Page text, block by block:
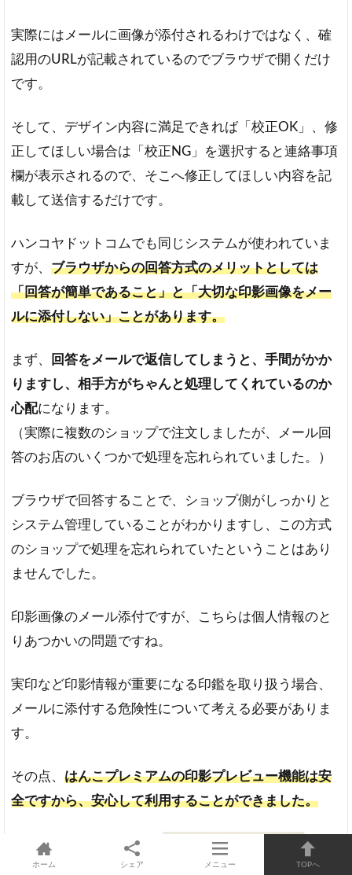
実際にはメールに画像が添付されるわけではなく、確
認用のURLが記載されているのでブラウザで開くだけ
です。
そして、デザイン内容に満足できれば「校正OK」、修
正してほしい場合は「校正NG」を選択すると連絡事項
欄が表示されるので、そこへ修正してほしい内容を記
載して送信するだけです。
ハンコヤドットコムでも同じシステムが使われていま
すが、 ブラウザからの回答方式のメリットとしては
「回答が簡単であること」と「大切な印影画像をメー
ルに添付しない」ことがあります。
まず、
回答をメールで返信してしまうと、手間がかか
りますし、相手方がちゃんと処理してくれているのか
心配になります。
（実際に複数のショップで注文しましたが、メール回
答のお店のいくつかで処理を忘れられていました。）
ブラウザで回答することで、ショップ側がしっかりと
システム管理していることがわかりますし、この方式
のショップで処理を忘れられていたということはあり
ませんでした。
印影画像のメール添付ですが、こちらは個人情報のと
りあつかいの問題ですね。
実印など印影情報が重要になる印鑑を取り扱う場合、
メールに添付する危険性について考える必要がありま
す。
その点、 はんこプレミアムの印影プレビュー機能は安
全ですから、安心して利用することができました。
ホーム シェア メニュー TOPへ